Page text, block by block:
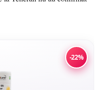
-22%